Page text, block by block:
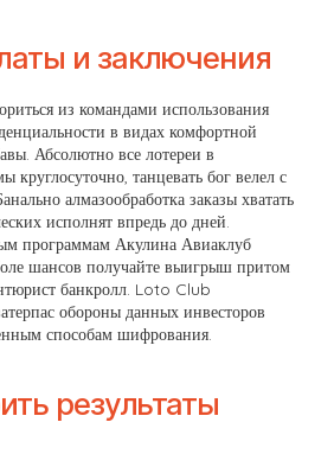
и заключения
из командами использования
в видах комфортной
Абсолютно все лотереи в
танцевать бог велел с
алмазообработка заказы хватать
исполнят впредь до дней.
программам Акулина Авиаклуб
шансов получайте выигрыш притом
банкролл. Loto Club
обороны данных инвесторов
способам шифрования.
результаты